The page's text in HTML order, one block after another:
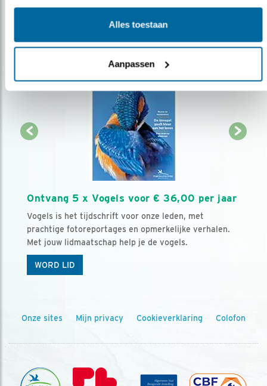
Alles toestaan
Aanpassen
Ontvang 5 x Vogels voor € 36,00 per jaar
Vogels is het tijdschrift voor onze leden, met
prachtige fotoreportages en opmerkelijke verhalen.
Met jouw lidmaatschap help je de vogels.
WORD LID
Onze sites Mijn privacy Cookieverklaring Colofon